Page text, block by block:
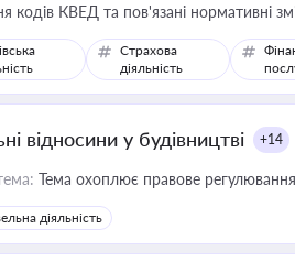
кодів КВЕД та пов'язані нормативні
Страхова
діяльність
відносини у будівництві +14
Тема охоплює правове регулювання
діяльність